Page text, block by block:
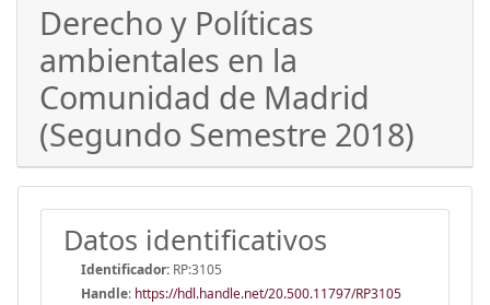
Derecho y Políticas
ambientales en la
Comunidad de Madrid
(Segundo Semestre 2018)
Datos identificativos
Identificador: RP:3105
Handle: https://hdl.handle.net/20.500.11797/RP3105